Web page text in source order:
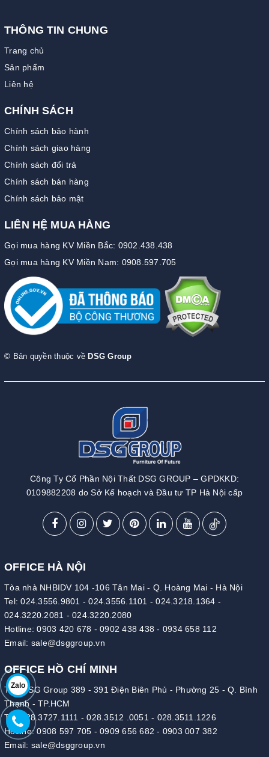
Zalo
THÔNG TIN CHUNG
Trang chủ
Sản phẩm
Liên hệ
CHÍNH SÁCH
Chính sách bảo hành
Chính sách giao hàng
Chính sách đổi trả
Chính sách bán hàng
Chính sách bảo mật
LIÊN HỆ MUA HÀNG
Gọi mua hàng KV Miền Bắc: 0902.438.438
Gọi mua hàng KV Miền Nam: 0908.597.705
© Bản quyền thuộc về DSG Group
Công Ty Cổ Phần Nội Thất DSG GROUP – GPDKKD:
0109882208 do Sở Kế hoạch và Đầu tư TP Hà Nội cấp
OFFICE HÀ NỘI
Tòa nhà NHBIDV 104 -106 Tân Mai - Q. Hoàng Mai - Hà Nội
Tel:024.3556.9801 -024.3556.1101 -024.3218.1364 -
024.3220.2081 - 024.3220.2080
Hotline:0903 420 678 - 0902 438 438 - 0934 658 112
Email: sale@dsggroup.vn
OFFICE HỒ CHÍ MINH
Tòa DSG Group 389 - 391 Điện Biên Phủ - Phường 25 - Q. Bình
Thạnh - TP.HCM
Tel:
028.3727.1111 -028.3512 .0051 - 028.3511.1226
Hotline:0908 597 705 - 0909 656 682 - 0903 007 382
Email: sale@dsggroup.vn